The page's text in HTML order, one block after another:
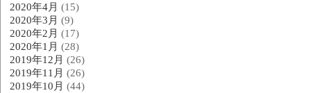
2020年4月 (15)
2020年3月 (9)
2020年2月 (17)
2020年1月 (28)
2019年12月 (26)
2019年11月 (26)
2019年10月 (44)